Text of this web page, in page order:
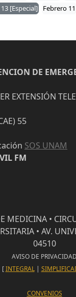
[Especial] Febrero 11
DE
EXTENSIÓN
55
SOS UNAM
FM
MEDICINA •
• AV.
04510
AVISO DE PRIVACIDAD
[INTEGRAL|
CONVENIOS